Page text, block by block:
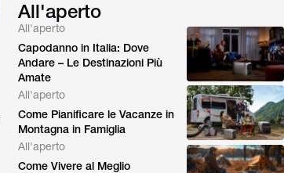
All'aperto
All'aperto
Capodanno in Italia: Dove
Andare – Le Destinazioni Più
Amate
All'aperto
Come Pianificare le Vacanze in
Montagna in Famiglia
All'aperto
Come Vivere al Meglio